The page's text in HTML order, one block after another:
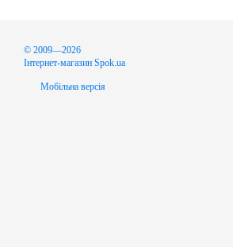
© 2009—2026
Інтернет-магазин Spok.ua
Мобільна версія